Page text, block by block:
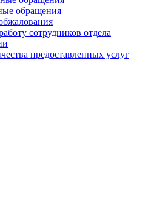
обращения
сотрудников отдела
предоставленных услуг